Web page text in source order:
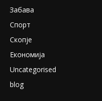
Забава
Спорт
Скопје
Економија
Uncategorised
blog